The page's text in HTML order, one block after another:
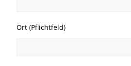
Ort (Pflichtfeld)